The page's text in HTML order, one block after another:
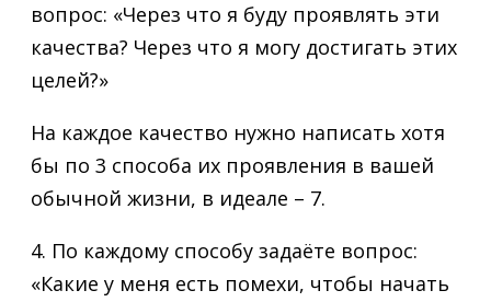
вопрос: «Через что я буду проявлять эти
качества? Через что я могу достигать этих
целей?»
На каждое качество нужно написать хотя
бы по 3 способа их проявления в вашей
обычной жизни, в идеале – 7.
4. По каждому способу задаёте вопрос:
«Какие у меня есть помехи, чтобы начать